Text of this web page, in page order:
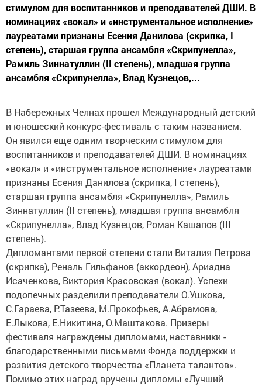
стимулом для воспитанников и преподавателей ДШИ. В
номинациях «вокал» и «инструментальное исполнение»
лауреатами признаны Есения Данилова (скрипка, I
степень), старшая группа ансамбля «Скрипунелла»,
Рамиль Зиннатуллин (II степень), младшая группа
ансамбля «Скрипунелла», Влад Кузнецов,...
В Набережных Челнах прошел Международный детский
и юношеский конкурс-фестиваль с таким названием.
Он явился еще одним творческим стимулом для
воспитанников и преподавателей ДШИ. В номинациях
«вокал» и «инструментальное исполнение» лауреатами
признаны Есения Данилова (скрипка, I степень),
старшая группа ансамбля «Скрипунелла», Рамиль
Зиннатуллин (II степень), младшая группа ансамбля
«Скрипунелла», Влад Кузнецов, Роман Кашапов (III
степень).
Дипломантами первой степени стали Виталия Петрова
(скрипка), Реналь Гильфанов (аккордеон), Ариадна
Исаченкова, Виктория Красовская (вокал). Успехи
подопечных разделили преподаватели О.Ушкова,
С.Гараева, Р.Тазеева, М.Прокофьев, А.Абрамова,
Е.Лыкова, Е.Никитина, О.Маштакова. Призеры
фестиваля награждены дипломами, наставники -
благодарственными письмами Фонда поддержки и
развития детского творчества «Планета талантов».
Помимо этих наград вручены дипломы «Лучший